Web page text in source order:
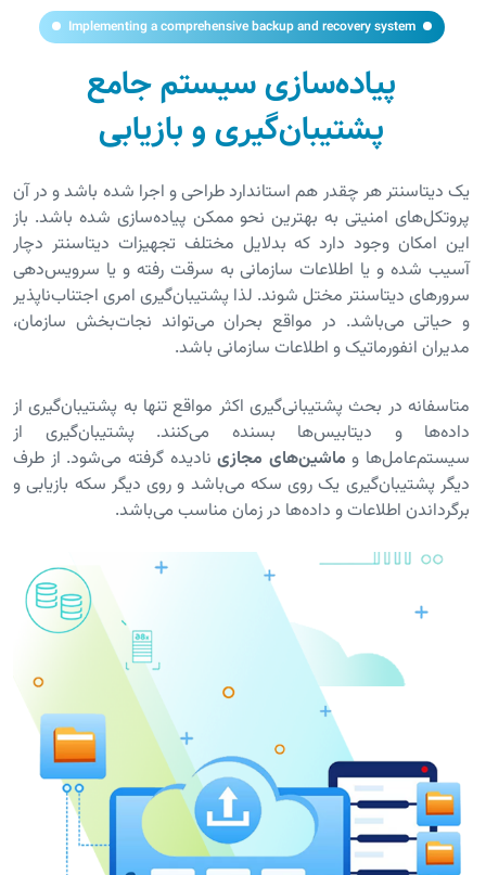
Implementing a comprehensive backup and recovery system
پیاده‌سازی سیستم جامع
پشتیبان‌‌گیری و بازیابی
یک دیتاسنتر هر چقدر هم استاندارد طراحی و اجرا شده باشد و در آن
پروتکل‌های امنیتی به بهترین نحو ممکن پیاده‌سازی شده باشد. باز
این امکان وجود دارد که بدلایل مختلف تجهیزات دیتاسنتر دچار
آسیب شده و یا اطلاعات سازمانی به سرقت رفته و یا سرویس‌دهی
سرورهای دیتاسنتر مختل شوند. لذا پشتیبان‌گیری امری اجتناب‌ناپذیر
و حیاتی می‌باشد. در مواقع بحران می‌تواند نجات‌بخش سازمان،
مدیران انفورماتیک و اطلاعات سازمانی باشد.
متاسفانه در بحث پشتیبانی‌گیری اکثر مواقع تنها به پشتیبان‌گیری از
داده‌ها و دیتابیس‌ها بسنده می‌کنند. پشتیبان‌گیری از
سیستم‌عامل‌ها و ماشین‌های مجازینادیده گرفته می‌شود. از طرف
دیگر پشتیبان‌گیری یک روی سکه می‌باشد و روی دیگر سکه بازیابی و
برگرداندن اطلاعات و داده‌ها در زمان مناسب می‌باشد.